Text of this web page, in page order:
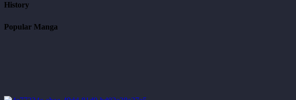
History
Popular Manga